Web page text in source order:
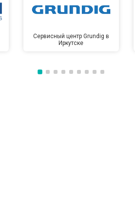
Сервисный центр Grundig в
Иркутске